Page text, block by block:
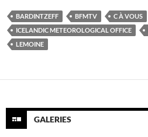
BARDINTZEFF BFMTV C À VOUS
ICELANDIC METEOROLOGICAL OFFICE
LEMOINE
GALERIES